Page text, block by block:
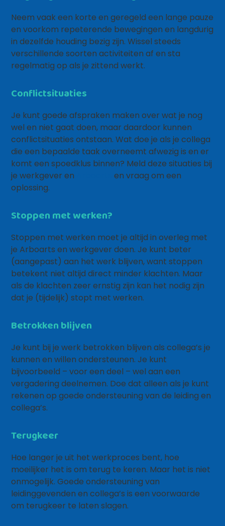
Neem vaak een korte en geregeld een lange pauze
en voorkom repeterende bewegingen en langdurig
in dezelfde houding bezig zijn. Wissel steeds
verschillende soorten activiteiten af en sta
regelmatig op als je zittend werkt.
Conflictsituaties
Je kunt goede afspraken maken over wat je nog
wel en niet gaat doen, maar daardoor kunnen
conflictsituaties ontstaan. Wat doe je als je collega
die een bepaalde taak overneemt afwezig is en er
komt een spoedklus binnen? Meld deze situaties bij
je werkgever en
en vraag om een
oplossing.
Stoppen met werken?
Stoppen met werken moet je altijd in overleg met
je Arboarts en werkgever doen. Je kunt beter
(aangepast) aan het werk blijven, want stoppen
betekent niet altijd direct minder klachten. Maar
als de klachten zeer ernstig zijn kan het nodig zijn
dat je (tijdelijk) stopt met werken.
Betrokken blijven
Je kunt bij je werk betrokken blijven als collega’s je
kunnen en willen ondersteunen. Je kunt
bijvoorbeeld – voor een deel – wel aan een
vergadering deelnemen. Doe dat alleen als je kunt
rekenen op goede ondersteuning van de leiding en
collega’s.
Terugkeer
Hoe langer je uit het werkproces bent, hoe
moeilijker het is om terug te keren. Maar het is niet
onmogelijk. Goede ondersteuning van
leidinggevenden en collega’s is een voorwaarde
om terugkeer te laten slagen.